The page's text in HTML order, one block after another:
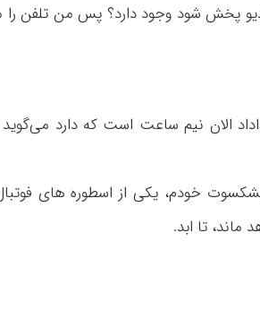
پخش شود وجود دارد؟ پس من تلفن را
الان نیم ساعت است که دارد
خودم، یکی از اسطوره های
تا ابد.